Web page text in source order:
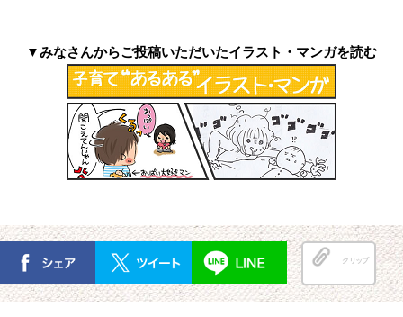
▼みなさんからご投稿いただいたイラスト・マンガを読む
クリップ